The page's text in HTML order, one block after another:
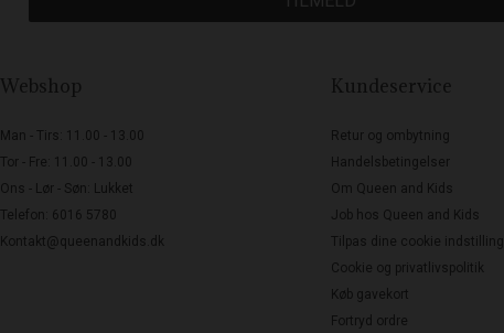
Webshop
Man - Tirs: 11.00 - 13.00
Tor - Fre: 11.00 - 13.00
Ons - Lør - Søn: Lukket
Telefon: 6016 5780
Kontakt@queenandkids.dk
Kundeservice
Retur og ombytning
Handelsbetingelser
Om Queen and Kids
Job hos Queen and Kids
Tilpas dine cookie indstilling
Cookie og privatlivspolitik
Køb gavekort
Fortryd ordre